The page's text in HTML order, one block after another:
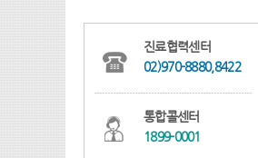
진료협력센터
02)970-8880,8422
통합콜센터
1899-0001